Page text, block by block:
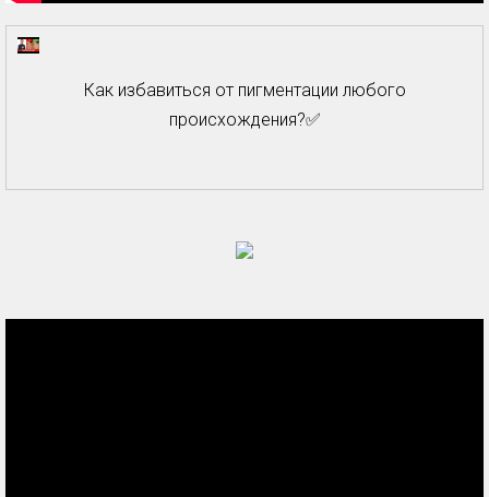
Как избавиться от пигментации любого
происхождения?✅